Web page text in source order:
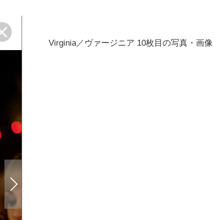
Virginia／ヴァージニア 10枚目の写真・画像